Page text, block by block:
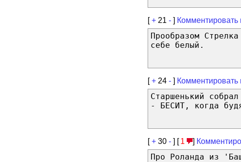
[+ 21 - ]
Прообразом
себе белый.
[+ 24 - ]
Старшенький
- БЕСИТ, когда
[+ 30 - ] [ 1 ]
Про Роланда из